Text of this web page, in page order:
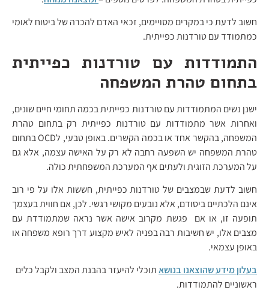
חשוב לדעת כי במקרים מסויימים, זכאי האדם להכרה של ביטוח לאומי
כמתמודד עם טורדנות כפייתית.
התמודדות עם טורדנות כפייתית
בתחום טהרת המשפחה
ישנן נשים המתמודדות עם טורדנות כפייתית בכמה תחומי חיים שונים,
ואחרות אשר מתמודדות עם טורדנות כפייתית רק בתחום טהרת
המשפחה, בהקשר אחד או בכמה הקשרים. באופן טבעי, לOCD בתחום
טהרת המשפחה יש השפעה רחבה לא רק על האישה עצמה, אלא גם
על המערכת הזוגית ולעתים אף המערכת המשפחתית כולה.
חשוב לדעת שבמצבים של טורדנות כפייתית, חששות אלו על פי רוב
אינם הלכתיים ביסודם, אלא נובעים מקושי רגשי. לכן, אם חווית בעצמך
תופעה זו, או אם פגשת מקרוב אישה אשר נראה שמתמודדת עם
מצבים אלו, יש חשיבות רבה בפניה לאיש מקצוע דרך רופא משפחה או
באופן עצמאי.
בעלון מידע שהוצאנו בנושאתוכלי להיעזר בהבנת המצב ולקבל כלים
ראשוניים להתמודדות.